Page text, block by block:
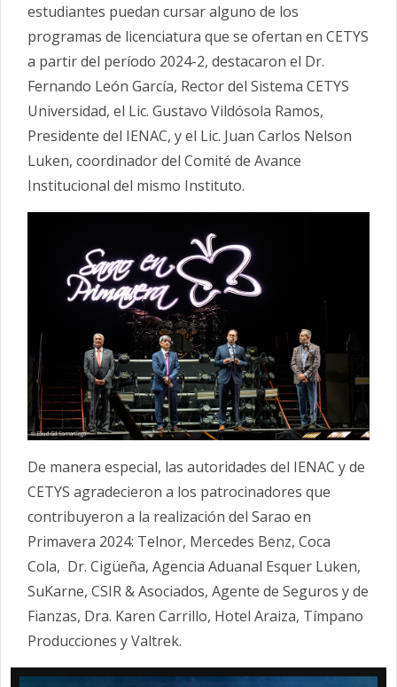
estudiantes puedan cursar alguno de los
programas de licenciatura que se ofertan en CETYS
a partir del período 2024-2, destacaron el Dr.
Fernando León García, Rector del Sistema CETYS
Universidad, el Lic. Gustavo Vildósola Ramos,
Presidente del IENAC, y el Lic. Juan Carlos Nelson
Luken, coordinador del Comité de Avance
Institucional del mismo Instituto.
De manera especial, las autoridades del IENAC y de
CETYS agradecieron a los patrocinadores que
contribuyeron a la realización del Sarao en
Primavera 2024: Telnor, Mercedes Benz, Coca
Cola, Dr. Cigüeña, Agencia Aduanal Esquer Luken,
SuKarne, CSIR & Asociados, Agente de Seguros y de
Fianzas, Dra. Karen Carrillo, Hotel Araiza, Tímpano
Producciones y Valtrek.